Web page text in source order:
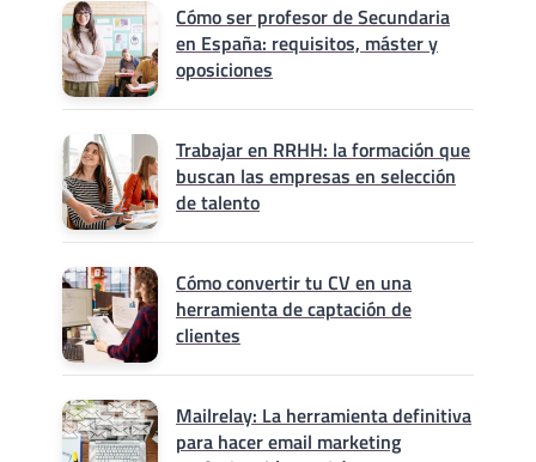
Cómo ser profesor de Secundaria
en España: requisitos, máster y
oposiciones
Trabajar en RRHH: la formación que
buscan las empresas en selección
de talento
Cómo convertir tu CV en una
herramienta de captación de
clientes
Mailrelay: La herramienta definitiva
para hacer email marketing